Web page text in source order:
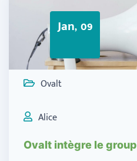
Jan, 09
Ovalt
Alice
Ovalt intègre le